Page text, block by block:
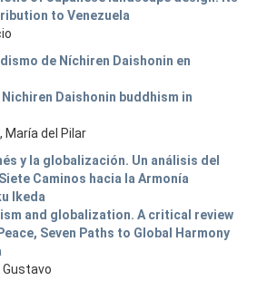
to Venezuela
de Níchiren Daishonin en
Daishonin buddhism in
María del Pilar
y la globalización. Un análisis del
Caminos hacia la Armonía
Ikeda
and globalization. A critical review
Seven Paths to Global Harmony
Gustavo